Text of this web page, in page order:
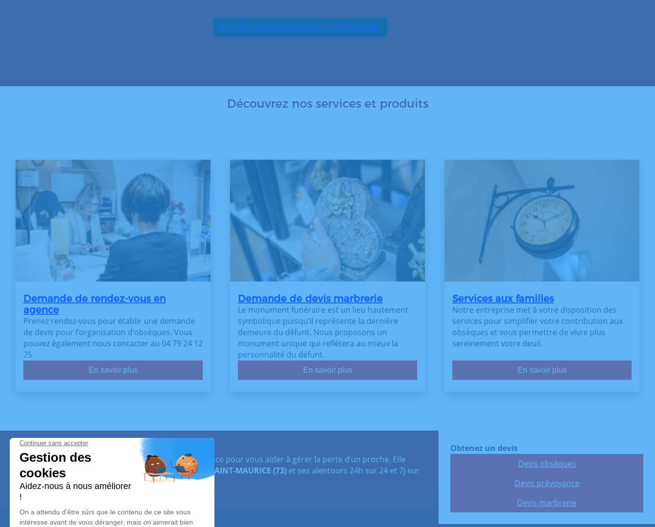
ÉTABLIR UNE DEMANDE DE DEVIS EN LIGNE
Découvrez nos services et produits
Demande de rendez-vous en
agence
Prenez rendez-vous pour établir une demande
de devis pour l’organisation d’obsèques. Vous
pouvez également nous contacter au 04 79 24 12
75
En savoir plus
Demande de devis marbrerie
Le monument funéraire est un lieu hautement
symbolique puisqu’il représente la dernière
demeure du défunt. Nous proposons un
monument unique qui reflétera au mieux la
personnalité du défunt.
En savoir plus
Services aux familles
Notre entreprise met à votre disposition des
services pour simplifier votre contribution aux
obsèques et vous permettre de vivre plus
sereinement votre deuil.
En savoir plus
Pompes Funèbres de Savoy
Pompes Funèbres de Savoy
vous apporte son assistance pour vous aider à gérer la perte d’un proche. Elle
intervient sur la commune de
MOUTIERS(73),BOURG-SAINT-MAURICE (73) et ses alentours 24h sur 24 et 7j sur
7, avec ou sans rendez-vous.
Obtenez un devis
Devis obsèques
Devis prévoyance
Devis marbrerie